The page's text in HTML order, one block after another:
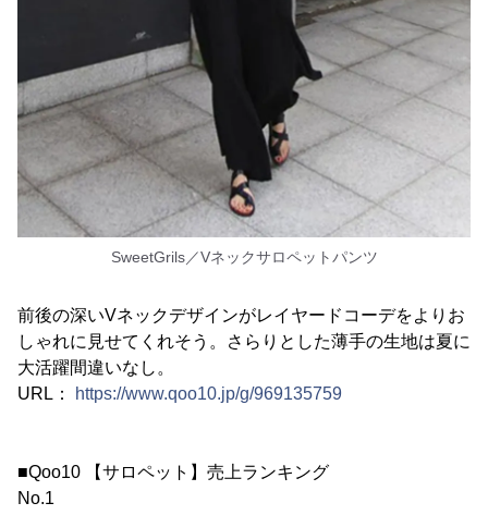
SweetGrils／Vネックサロペットパンツ
前後の深いVネックデザインがレイヤードコーデをよりお
しゃれに見せてくれそう。さらりとした薄手の生地は夏に
大活躍間違いなし。
URL：
https://www.qoo10.jp/g/969135759
■Qoo10 【サロペット】売上ランキング
No.1